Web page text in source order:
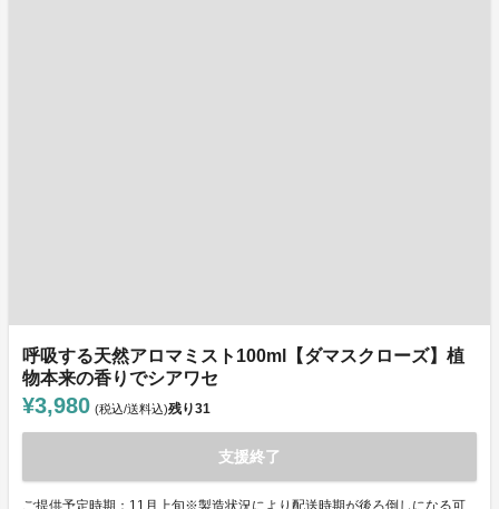
呼吸する天然アロマミスト100ml【ダマスクローズ】植
物本来の香りでシアワセ
¥3,980 (税込/送料込)残り31
支援終了
ご提供予定時期：11月上旬※製造状況により配送時期が後ろ倒しになる可